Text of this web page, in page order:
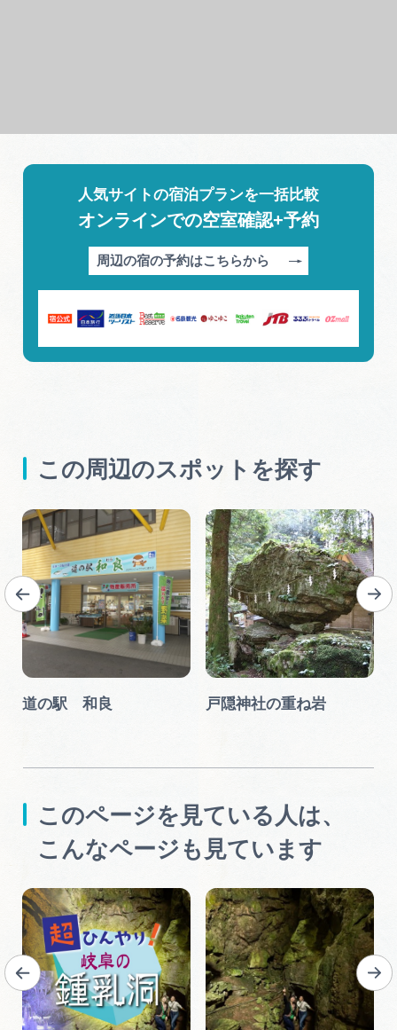
人気サイトの宿泊プランを一括比較
オンラインでの空室確認+予約
周辺の宿の予約はこちらから
この周辺のスポットを探す
道の駅 和良 戸隠神社の重ね岩
このページを見ている人は、
こんなページも見ています